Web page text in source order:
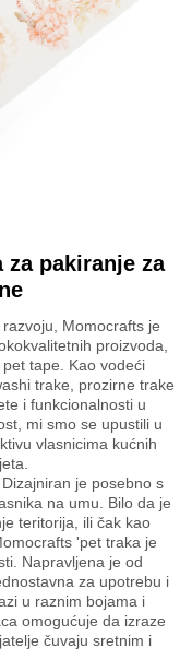
za pakiranje za
Momocrafts je
proizvoda,
tape. Kao vodeći
trake, prozirne trake
i funkcionalnosti u
mi smo se upustili u
vlasnicima kućnih
je posebno s
na umu. Bilo da je
teritorija, ili čak kao
'pet traka je
Napravljena je od
za upotrebu i
u raznim bojama i
omogućuje da izraze
čuvaju sretnim i